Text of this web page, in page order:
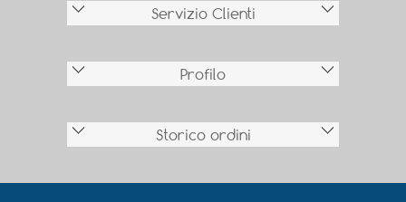
Servizio Clienti
Profilo
Storico ordini